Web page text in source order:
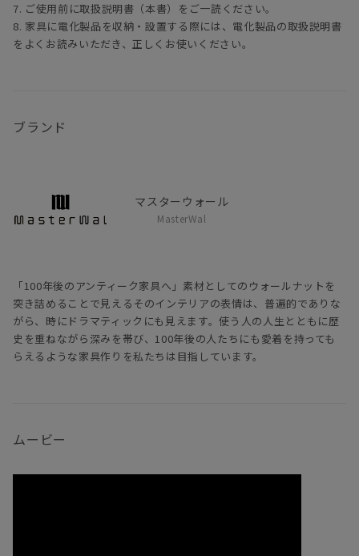
7. ご使用前に取扱説明書（本書）をご一読ください。
8. 家具に電化製品を収納・設置する際には、電化製品の取扱説明書
をよくお読みいただき、正しくお使いください。
ブランド
マスターウォール
MasterWal
「100年後のアンティーク家具へ」素材としてのウォールナットを
突き詰めることで見えるそのインテリアの表情は、普遍的でありな
がら、時にドラマティックにも見えます。使う人の人生とともに歴
史を重ねながら深みを帯び、100年後の人たちにも愛着を持っても
らえるような家具作りを私たちは目指しています。
ムービー